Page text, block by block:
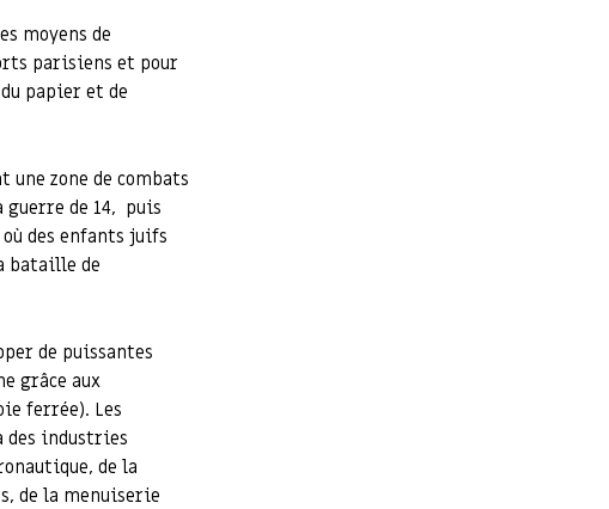
moyens de
parisiens et pour
papier et de
une zone de combats
guerre de 14, puis
des enfants juifs
bataille de
de puissantes
grâce aux
ferrée). Les
des industries
de la
de la menuiserie